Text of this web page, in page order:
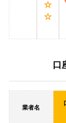
☆
☆
口
業者名